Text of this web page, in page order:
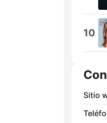
10
Sitio